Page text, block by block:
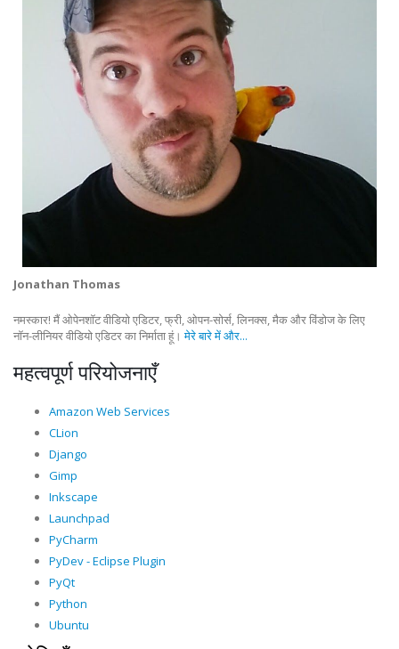
Jonathan Thomas
नमस्कार! मैं ओपेनशॉट वीडियो एडिटर, फ्री, ओपन-सोर्स, लिनक्स, मैक और विंडोज के लिए
नॉन-लीनियर वीडियो एडिटर का निर्माता हूं।मेरे बारे में और...
महत्वपूर्ण परियोजनाएँ
Amazon Web Services
CLion
Django
Gimp
Inkscape
Launchpad
PyCharm
PyDev - Eclipse Plugin
PyQt
Python
Ubuntu